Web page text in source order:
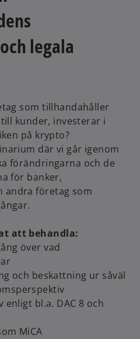
legala
som tillhandahåller
kunder, investerar i
på krypto?
där vi går igenom
förändringarna och de
för banker,
andra företag som
att behandla:
över vad
och beskattning ur såväl
bl.a. DAC 8 och
MiCA